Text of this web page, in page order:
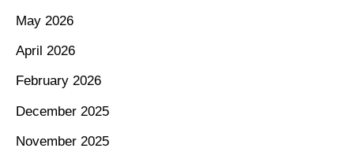
May 2026
April 2026
February 2026
December 2025
November 2025